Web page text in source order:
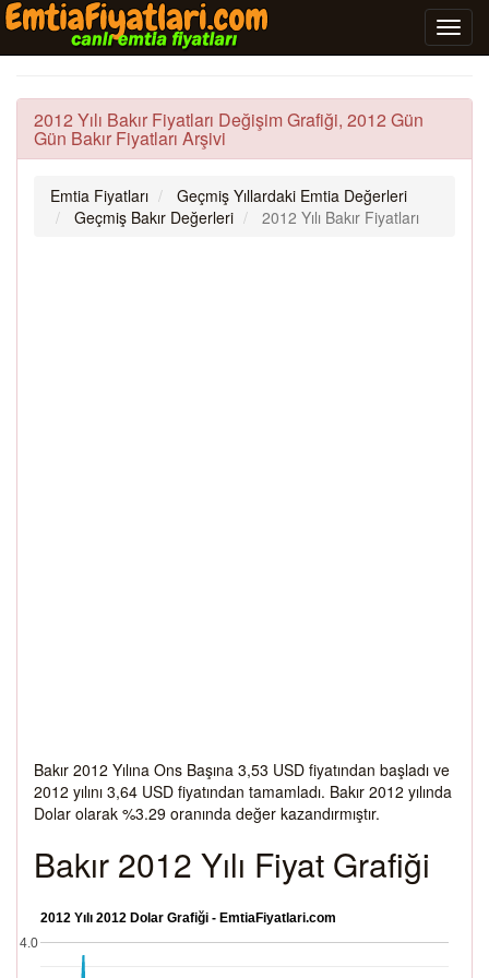
2012 Yılı Bakır Fiyatları Değişim Grafiği, 2012 Gün
Gün Bakır Fiyatları Arşivi
Emtia Fiyatları
Geçmiş Yıllardaki Emtia Değerleri
Geçmiş Bakır Değerleri
2012 Yılı Bakır Fiyatları
Bakır 2012 Yılına Ons Başına 3,53 USD fiyatından başladı ve
2012 yılını 3,64 USD fiyatından tamamladı. Bakır 2012 yılında
Dolar olarak %3.29 oranında değer kazandırmıştır.
Bakır 2012 Yılı Fiyat Grafiği
2012 Yılı 2012 Dolar Grafiği - EmtiaFiyatlari.com
4.0